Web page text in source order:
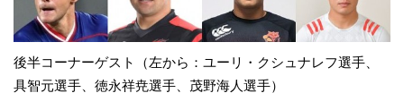
後半コーナーゲスト（左から：ユーリ・クシュナレフ選手、
具智元選手、徳永祥尭選手、茂野海人選手）